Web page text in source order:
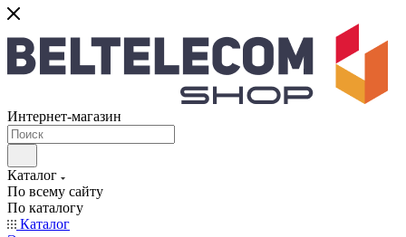
Интернет-магазин
Каталог
По всему сайту
По каталогу
Каталог